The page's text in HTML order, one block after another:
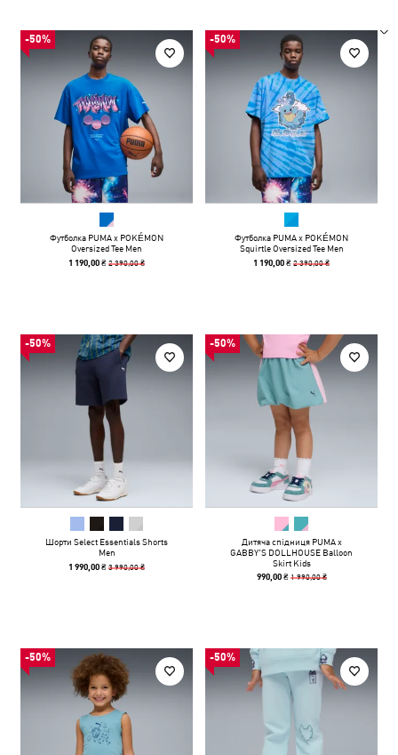
-50%
Футболка PUMA x POKÉMON
Oversized Tee Men
1 190,00 ₴2 390,00 ₴
-50%
Футболка PUMA x POKÉMON
Squirtle Oversized Tee Men
1 190,00 ₴2 390,00 ₴
-50%
Шорти Select Essentials Shorts
Men
1 990,00 ₴3 990,00 ₴
-50%
Дитяча спідниця PUMA x
GABBY'S DOLLHOUSE Balloon
Skirt Kids
990,00 ₴ 1 990,00 ₴
-50% -50%